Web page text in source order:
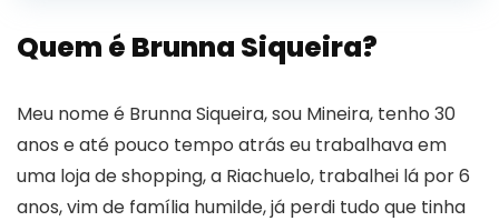
Quem é Brunna Siqueira?
Meu nome é Brunna Siqueira, sou Mineira, tenho 30
anos e até pouco tempo atrás eu trabalhava em
uma loja de shopping, a Riachuelo, trabalhei lá por 6
anos, vim de família humilde, já perdi tudo que tinha